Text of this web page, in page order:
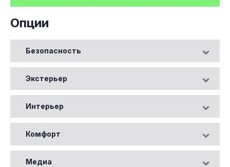
Опции
Безопасность
Экстерьер
Интерьер
Комфорт
Медиа